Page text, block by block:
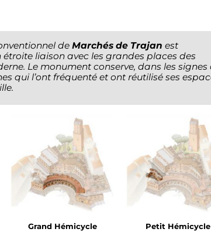
de Marchés de Trajan est
liaison avec les grandes places des
Le monument conserve, dans les signes
qui l’ont fréquenté et ont réutilisé ses
Grand Hémicycle Petit Hémicycle